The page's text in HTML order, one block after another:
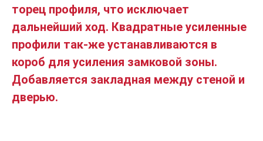
торец профиля, что исключает
дальнейший ход. Квадратные усиленные
профили так-же устанавливаются в
короб для усиления замковой зоны.
Добавляется закладная между стеной и
дверью.